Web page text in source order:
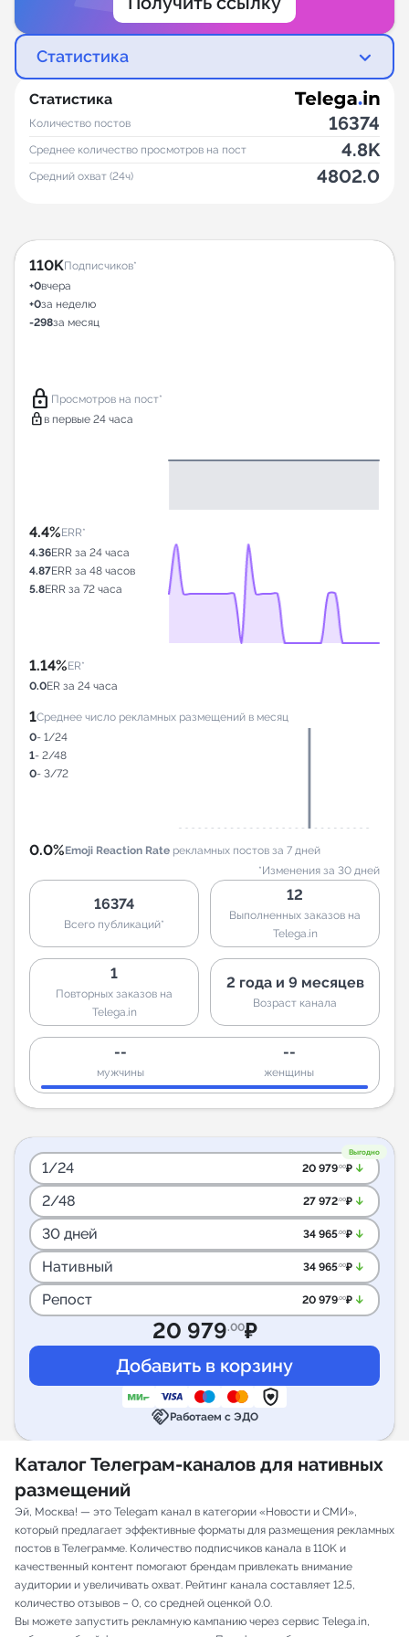
Статистика
Статистика
Количество постов 16374
Среднее количество просмотров на пост 4.8K
Средний охват (24ч) 4802.0
110KПодписчиков*
+0вчера
+0за неделю
-298за месяц
lock Просмотров на пост*
lock в первые 24 часа
4.4%ERR*
4.36ERR за 24 часа
4.87ERR за 48 часов
5.8ERR за 72 часа
1.14%ER*
0.0ER за 24 часа
1Среднее число рекламных размещений в месяц
0- 1/24
1- 2/48
0- 3/72
0.0%Emoji Reaction Rate рекламных постов за 7 дней
*Изменения за 30 дней
16374
Всего публикаций*
12
Выполненных заказов на
Telega.in
1
Повторных заказов на
Telega.in
2 года и 9 месяцев
Возраст канала
--
мужчины
--
женщины
Выгодно
1/24 20 979.00₽ arrow_downward_alt
2/48 27 972.00₽ arrow_downward_alt
30 дней 34 965.00₽ arrow_downward_alt
Нативный 34 965.00₽ arrow_downward_alt
Репост 20 979.00₽ arrow_downward_alt
20 979.00₽
handshakeРаботаем с ЭДО
Каталог Телеграм-каналов для нативных
размещений
Эй, Москва! — это Telegam канал в категории «Новости и СМИ»,
который предлагает эффективные форматы для размещения рекламных
постов в Телеграмме. Количество подписчиков канала в 110K и
качественный контент помогают брендам привлекать внимание
аудитории и увеличивать охват. Рейтинг канала составляет 12.5,
количество отзывов – 0, со средней оценкой 0.0.
Вы можете запустить рекламную кампанию через сервис Telega.in,